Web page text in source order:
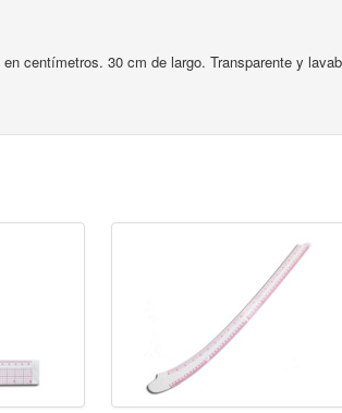
centímetros. 30 cm de largo. Transparente y